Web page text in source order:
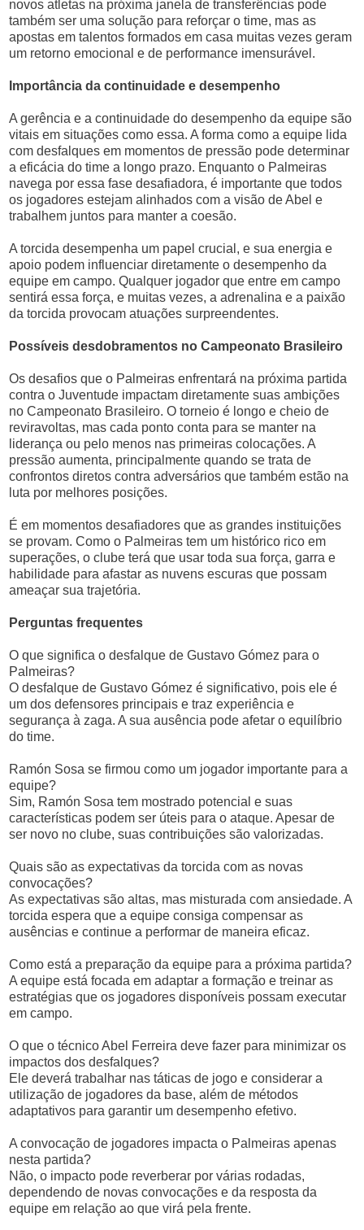
novos atletas na próxima janela de transferências pode
também ser uma solução para reforçar o time, mas as
apostas em talentos formados em casa muitas vezes geram
um retorno emocional e de performance imensurável.
Importância da continuidade e desempenho
A gerência e a continuidade do desempenho da equipe são
vitais em situações como essa. A forma como a equipe lida
com desfalques em momentos de pressão pode determinar
a eficácia do time a longo prazo. Enquanto o Palmeiras
navega por essa fase desafiadora, é importante que todos
os jogadores estejam alinhados com a visão de Abel e
trabalhem juntos para manter a coesão.
A torcida desempenha um papel crucial, e sua energia e
apoio podem influenciar diretamente o desempenho da
equipe em campo. Qualquer jogador que entre em campo
sentirá essa força, e muitas vezes, a adrenalina e a paixão
da torcida provocam atuações surpreendentes.
Possíveis desdobramentos no Campeonato Brasileiro
Os desafios que o Palmeiras enfrentará na próxima partida
contra o Juventude impactam diretamente suas ambições
no Campeonato Brasileiro. O torneio é longo e cheio de
reviravoltas, mas cada ponto conta para se manter na
liderança ou pelo menos nas primeiras colocações. A
pressão aumenta, principalmente quando se trata de
confrontos diretos contra adversários que também estão na
luta por melhores posições.
É em momentos desafiadores que as grandes instituições
se provam. Como o Palmeiras tem um histórico rico em
superações, o clube terá que usar toda sua força, garra e
habilidade para afastar as nuvens escuras que possam
ameaçar sua trajetória.
Perguntas frequentes
O que significa o desfalque de Gustavo Gómez para o
Palmeiras?
O desfalque de Gustavo Gómez é significativo, pois ele é
um dos defensores principais e traz experiência e
segurança à zaga. A sua ausência pode afetar o equilíbrio
do time.
Ramón Sosa se firmou como um jogador importante para a
equipe?
Sim, Ramón Sosa tem mostrado potencial e suas
características podem ser úteis para o ataque. Apesar de
ser novo no clube, suas contribuições são valorizadas.
Quais são as expectativas da torcida com as novas
convocações?
As expectativas são altas, mas misturada com ansiedade. A
torcida espera que a equipe consiga compensar as
ausências e continue a performar de maneira eficaz.
Como está a preparação da equipe para a próxima partida?
A equipe está focada em adaptar a formação e treinar as
estratégias que os jogadores disponíveis possam executar
em campo.
O que o técnico Abel Ferreira deve fazer para minimizar os
impactos dos desfalques?
Ele deverá trabalhar nas táticas de jogo e considerar a
utilização de jogadores da base, além de métodos
adaptativos para garantir um desempenho efetivo.
A convocação de jogadores impacta o Palmeiras apenas
nesta partida?
Não, o impacto pode reverberar por várias rodadas,
dependendo de novas convocações e da resposta da
equipe em relação ao que virá pela frente.